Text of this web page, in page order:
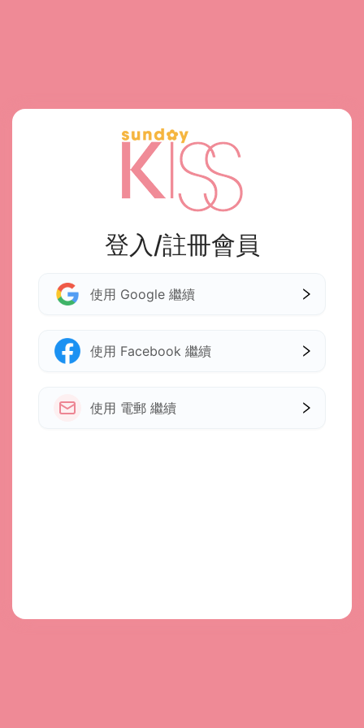
登入/註冊會員
使用 Google 繼續
使用 Facebook 繼續
使用 電郵 繼續